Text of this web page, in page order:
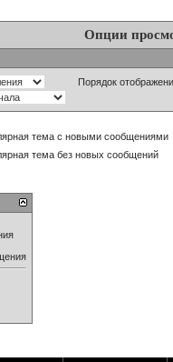
Опции
Порядок
тема с новыми сообщениями
тема без новых сообщений